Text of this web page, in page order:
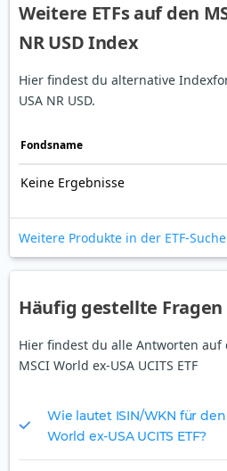
Weitere ETFs auf den
NR USD Index
Hier findest du alternative
USA NR USD.
Fonds­name
Keine Ergebnisse
Weitere Produkte in der ETF-Suche
Häufig gestellte Fragen
Hier findest du alle Antworten auf
MSCI World ex-USA UCITS ETF
Wie lautet ISIN/WKN für den
World ex-USA UCITS ETF?